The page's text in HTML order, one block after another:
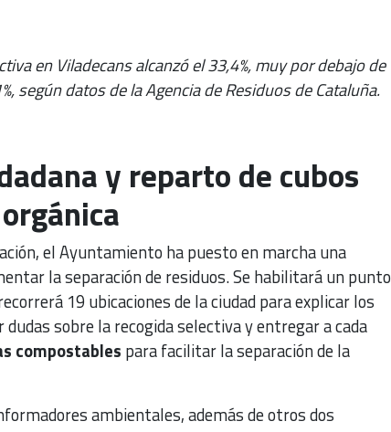
en Viladecans alcanzó el 33,4%, muy por debajo de
según datos de la Agencia de Residuos de Cataluña.
y reparto de cubos
el Ayuntamiento ha puesto en marcha una
la separación de residuos. Se habilitará un punto
19 ubicaciones de la ciudad para explicar los
sobre la recogida selectiva y entregar a cada
compostables para facilitar la separación de la
ambientales, además de otros dos